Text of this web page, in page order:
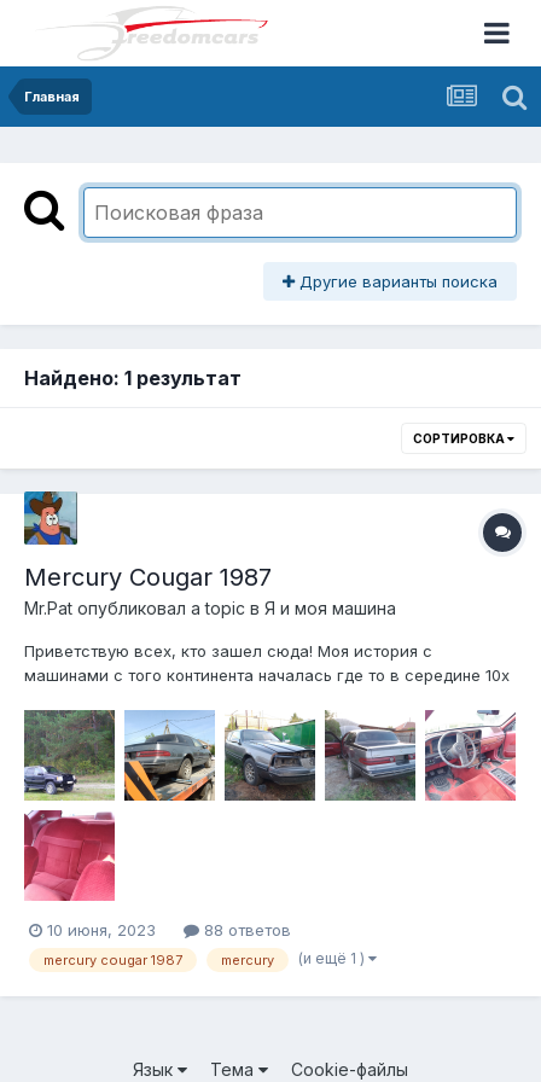
Главная
Другие варианты поиска
Найдено: 1 результат
СОРТИРОВКА
Mercury Cougar 1987
Mr.Pat опубликовал a topic в Я и моя машина
Приветствую всех, кто зашел сюда! Моя история с
машинами с того континента началась где то в середине 10х
закрытоарочного каприза за 200 с небольшим тысяч и что-то
(скорее всего любопытство) толкнуло поехать и посмотреть.
И все… С тех времен болезнь и...
10 июня, 2023 88 ответов
mercury cougar 1987 mercury (и ещё 1 )
Язык Тема Cookie-файлы